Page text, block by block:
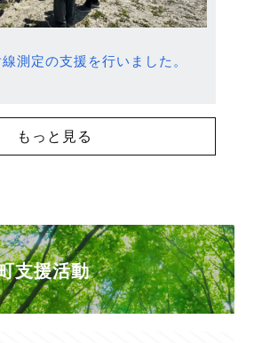
測定の支援を行いました。
もっと見る
支援活動